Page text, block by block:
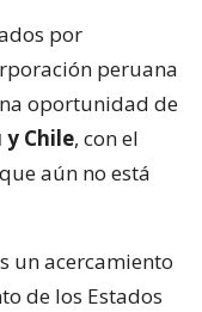
por
peruana
oportunidad de
Chile, con el
aún no está
un acercamiento
de los Estados